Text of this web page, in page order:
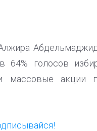
64% голосов
массовые акции